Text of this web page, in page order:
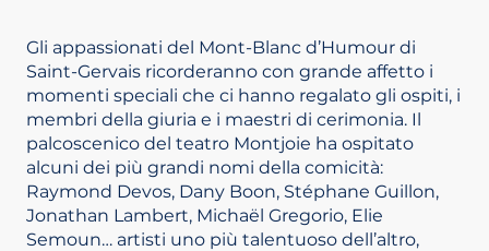
Gli appassionati del Mont-Blanc d’Humour di
Saint-Gervais ricorderanno con grande affetto i
momenti speciali che ci hanno regalato gli ospiti, i
membri della giuria e i maestri di cerimonia. Il
palcoscenico del teatro Montjoie ha ospitato
alcuni dei più grandi nomi della comicità:
Raymond Devos, Dany Boon, Stéphane Guillon,
Jonathan Lambert, Michaël Gregorio, Elie
Semoun… artisti uno più talentuoso dell’altro,